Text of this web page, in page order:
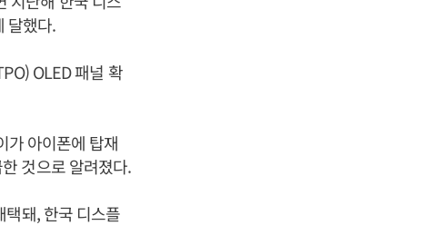
달했다.
OLED 패널 확
가 아이폰에 탑재
것으로 알려졌다.
택돼, 한국 디스플